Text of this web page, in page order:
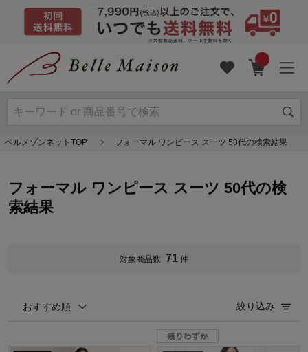
ベルメゾンネットTOP フォーマル ワンピース スーツ 50代の検索結果
フォーマル ワンピース スーツ 50代の検
索結果
対象商品数 71 件
おすすめ順 絞り込み